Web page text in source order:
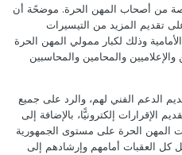
من أصحاب المهن الحرة. موضحًة أن
تقديم المزيد من التيسيرات
وذلك لكبار ممولي المهن الحرة
والإعلاميين والمحامين والمحاسبين
الدعم الفني لهم، والرد على جميع
الإقرارات إلكترونيًّا، بالإضافة إلى
المهن الحرة على مستوى الجمهورية
كل العقبات أمامهم وإرشادهم إلى